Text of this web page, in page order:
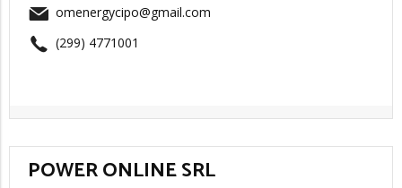
omenergycipo@gmail.com
(299) 4771001
POWER ONLINE SRL